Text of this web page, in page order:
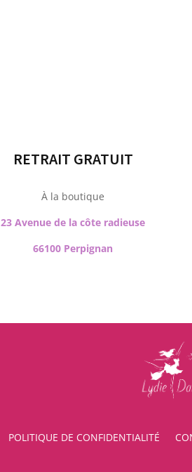
RETRAIT GRATUIT
À la boutique
23 Avenue de la côte radieuse
66100 Perpignan
POLITIQUE DE CONFIDENTIALITÉ